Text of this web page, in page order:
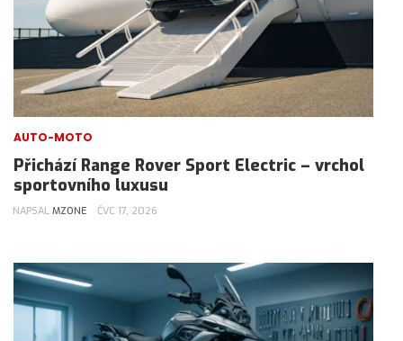
AUTO-MOTO
Přichází Range Rover Sport Electric – vrchol
sportovního luxusu
NAPSAL MZONE ČVC 17, 2026